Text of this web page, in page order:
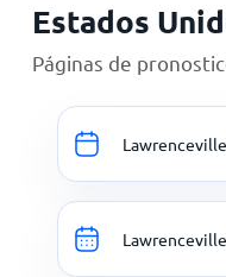
Estados
Páginas de